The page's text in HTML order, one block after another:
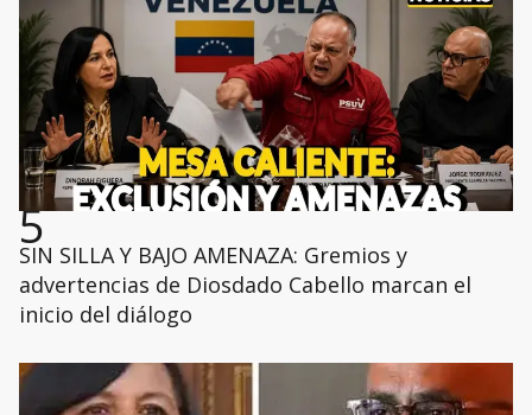
5
SIN SILLA Y BAJO AMENAZA: Gremios y
advertencias de Diosdado Cabello marcan el
inicio del diálogo